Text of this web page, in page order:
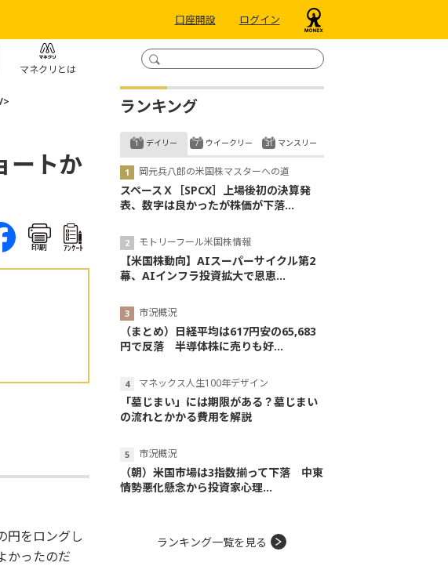
口座開設 ログイン
マネクリとは
>
ートか
印刷 ｱﾝｹｰﾄ
円をロングし
かったのだ
ランキング
デイリー
岡元兵八郎の米国株マスターへの道
スペースＸ［SPCX］上場後初の決算発
表、数字は良かったが株価が下落...
モトリーフール米国株情報
【米国株動向】AIスーパーサイクル第2
幕、AIインフラ投資拡大で恩恵...
市況概況
（まとめ）日経平均は617円安の65,683
円で反落 半導体株に売りも好...
マネックス人生100年デザイン
「墓じまい」には期限がある？墓じまい
の流れとかかる費用を解説
市況概況
（朝）米国市場は3指数揃って下落 中東
情勢悪化懸念から投資家心理...
ウイークリー マンスリー
ランキング一覧を見る